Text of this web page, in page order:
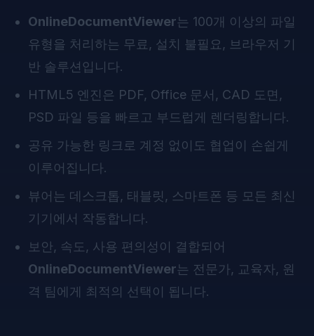
OnlineDocumentViewer는 100개 이상의 파일
유형을 처리하는 무료, 설치 불필요, 브라우저 기
반 솔루션입니다.
HTML5 엔진은 PDF, Office 문서, CAD 도면,
PSD 파일 등을 빠르고 부드럽게 렌더링합니다.
공유 가능한 링크로 계정 없이도 협업이 손쉽게
이루어집니다.
뷰어는 데스크톱, 태블릿, 스마트폰 등 모든 최신
기기에서 작동합니다.
보안, 속도, 사용 편의성이 결합되어
OnlineDocumentViewer는 전문가, 교육자, 원
격 팀에게 최적의 선택이 됩니다.